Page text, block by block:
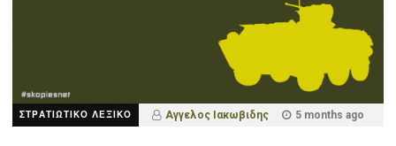
ΣΤΡΑΤΙΩΤΙΚΟ ΛΕΞΙΚΟ Αγγελος Ιακωβιδης 5 months ago